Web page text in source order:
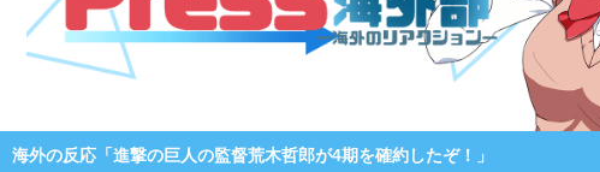
海外の反応「進撃の巨人の監督荒木哲郎が4期を確約したぞ！」